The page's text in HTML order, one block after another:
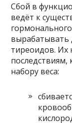
Сбой в
ведёт к
вырабатывать
тиреоидов. Их
последствиям,
набору веса: